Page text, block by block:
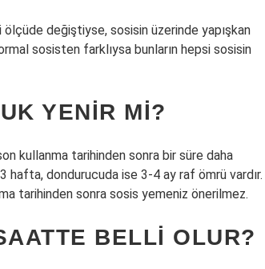
ölçüde değiştiyse, sosisin üzerinde yapışkan
sosisten farklıysa bunların hepsi sosisin
YENIR MI?
kullanma tarihinden sonra bir süre daha
dondurucuda ise 3-4 ay raf ömrü vardır.
tarihinden sonra sosis yemeniz önerilmez.
BELLI OLUR?